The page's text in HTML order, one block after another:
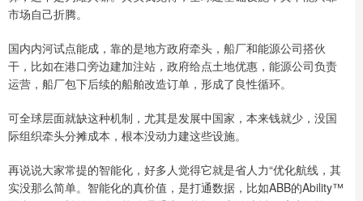
市场自己折腾。
国内内河试点能成，靠的是地方政府牵头，船厂和能源公司搭伙
干，比如在港口旁边建加注站，政府给点土地优惠，能源公司负责
运营，船厂包下后续的船舶改造订单，形成了良性循环。
可全球层面就缺这种机制，尤其是发展中国家，本来钱就少，没国
际组织牵头分摊成本，根本没动力建这些设施。
再说说大家常提的智能化，好多人觉得它就是省人力“优化航线，其
实没那么简单。智能化的真价值，是打通数据，比如ABB的Ability™